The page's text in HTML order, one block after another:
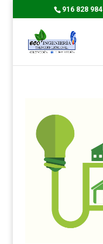
916 828 984